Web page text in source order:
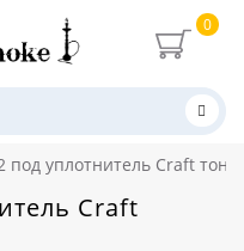
0
под уплотнитель Craft
Craft